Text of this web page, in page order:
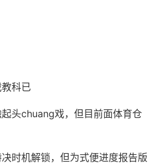
科已
头chuang戏，但目前面体育仓
时机解锁，但为式便进度报告版